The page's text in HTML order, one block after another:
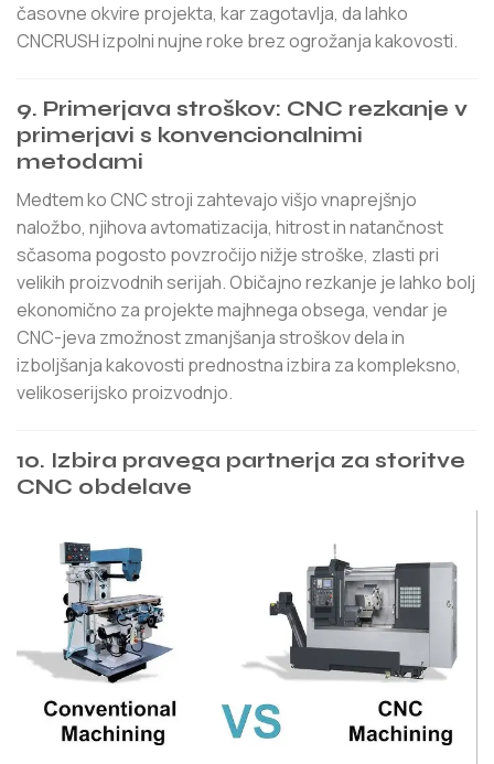
časovne okvire projekta, kar zagotavlja, da lahko
CNCRUSH izpolni nujne roke brez ogrožanja kakovosti.
9. Primerjava stroškov: CNC rezkanje v
primerjavi s konvencionalnimi
metodami
Medtem ko CNC stroji zahtevajo višjo vnaprejšnjo
naložbo, njihova avtomatizacija, hitrost in natančnost
sčasoma pogosto povzročijo nižje stroške, zlasti pri
velikih proizvodnih serijah. Običajno rezkanje je lahko bolj
ekonomično za projekte majhnega obsega, vendar je
CNC-jeva zmožnost zmanjšanja stroškov dela in
izboljšanja kakovosti prednostna izbira za kompleksno,
velikoserijsko proizvodnjo.
10. Izbira pravega partnerja za storitve
CNC obdelave